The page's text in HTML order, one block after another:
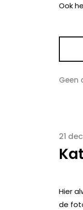
Ook
Geen
21
Hier
de